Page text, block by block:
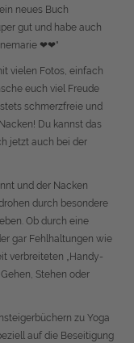
neues Buch
gut und habe auch
❤❤"
vielen Fotos, einfach
euch viel Freude
schmerzfreie und
Du kannst das
jetzt auch bei der
und der Nacken
durch besondere
Ob durch eine
gar Fehlhaltungen wie
verbreiteten „Handy-
Stehen oder
zu Yoga
auf die Beseitigung